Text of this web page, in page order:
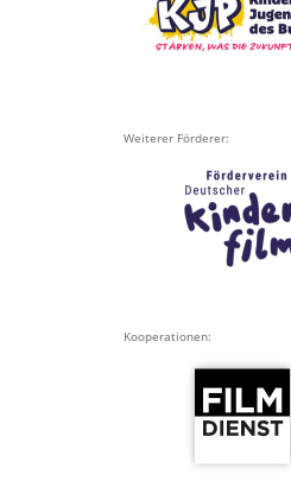
Weiterer Förderer:
Kooperationen: